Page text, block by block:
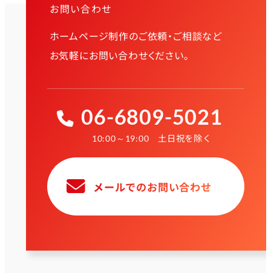
お問い合わせ
ホームページ制作のご依頼・ご相談など
お気軽にお問い合わせください。
06-6809-5021
10:00～19:00 土日祝を除く
メールでのお問い合わせ